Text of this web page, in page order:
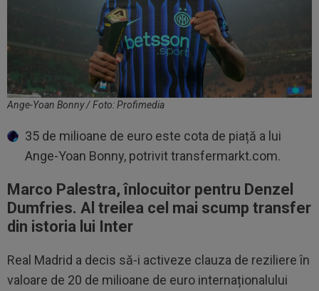
Ange-Yoan Bonny / Foto: Profimedia
35 de milioane de euro este cota de piață a lui
Ange-Yoan Bonny, potrivit transfermarkt.com.
Marco Palestra, înlocuitor pentru Denzel
Dumfries. Al treilea cel mai scump transfer
din istoria lui Inter
Real Madrid a decis să-i activeze clauza de reziliere în
valoare de 20 de milioane de euro internaționalului